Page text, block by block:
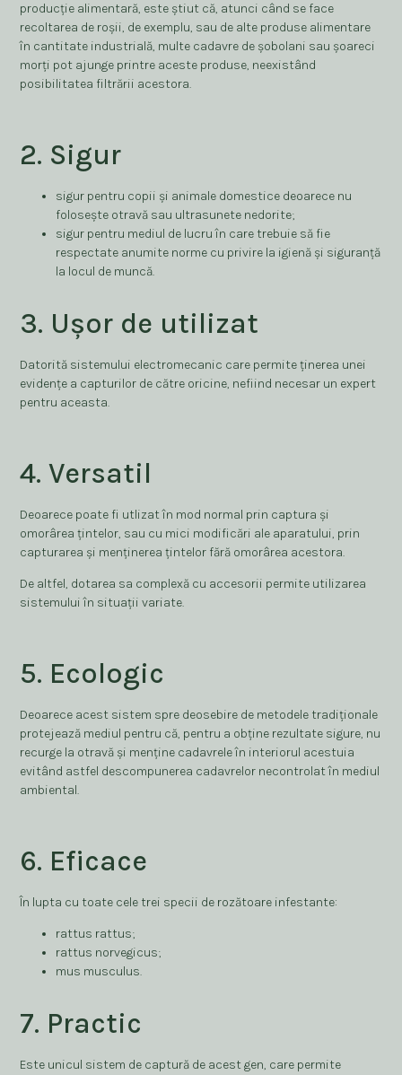
producție alimentară, este știut că, atunci când se face
recoltarea de roșii, de exemplu, sau de alte produse alimentare
în cantitate industrială, multe cadavre de șobolani sau șoareci
morți pot ajunge printre aceste produse, neexistând
posibilitatea filtrării acestora.
2. Sigur
sigur pentru copii și animale domestice deoarece nu
folosește otravă sau ultrasunete nedorite;
sigur pentru mediul de lucru în care trebuie să fie
respectate anumite norme cu privire la igienă și siguranță
la locul de muncă.
3. Ușor de utilizat
Datorită sistemului electromecanic care permite ținerea unei
evidențe a capturilor de către oricine, nefiind necesar un expert
pentru aceasta.
4. Versatil
Deoarece poate fi utlizat în mod normal prin captura și
omorârea țintelor, sau cu mici modificări ale aparatului, prin
capturarea și menținerea țintelor fără omorârea acestora.
De altfel, dotarea sa complexă cu accesorii permite utilizarea
sistemului în situații variate.
5. Ecologic
Deoarece acest sistem spre deosebire de metodele tradiționale
protejează mediul pentru că, pentru a obține rezultate sigure, nu
recurge la otravă și menține cadavrele în interiorul acestuia
evitând astfel descompunerea cadavrelor necontrolat în mediul
ambiental.
6. Eficace
În lupta cu toate cele trei specii de rozătoare infestante:
rattus rattus;
rattus norvegicus;
mus musculus.
7. Practic
Este unicul sistem de captură de acest gen, care permite